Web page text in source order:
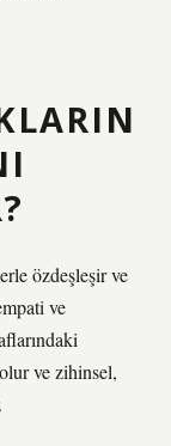
özdeşleşir ve
ve
ve zihinsel,